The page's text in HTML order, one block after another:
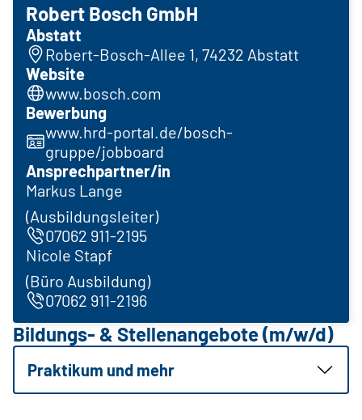
Robert Bosch GmbH
Abstatt
Robert-Bosch-Allee 1, 74232 Abstatt
Website
www.bosch.com
Bewerbung
www.hrd-portal.de/bosch-
gruppe/jobboard
Ansprechpartner/in
Markus Lange
(Ausbildungsleiter)
07062 911-2195
Nicole Stapf
(Büro Ausbildung)
07062 911-2196
Bildungs- & Stellenangebote (m/w/d)
Praktikum und mehr